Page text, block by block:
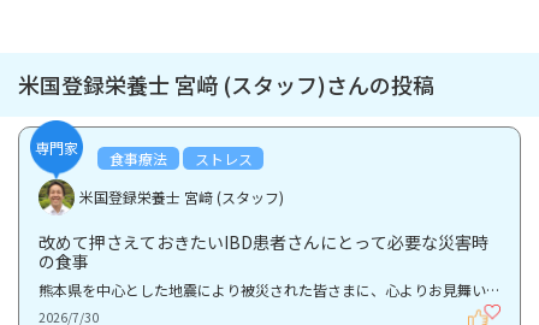
米国登録栄養士 宮﨑 (スタッフ)さんの投稿
専門家
食事療法
ストレス
米国登録栄養士 宮﨑 (スタッフ)
改めて押さえておきたいIBD患者さんにとって必要な災害時
の食事
熊本県を中心とした地震により被災された皆さまに、心よりお見舞い申し上げます。揺れの強かった地域に...
2026/7/30